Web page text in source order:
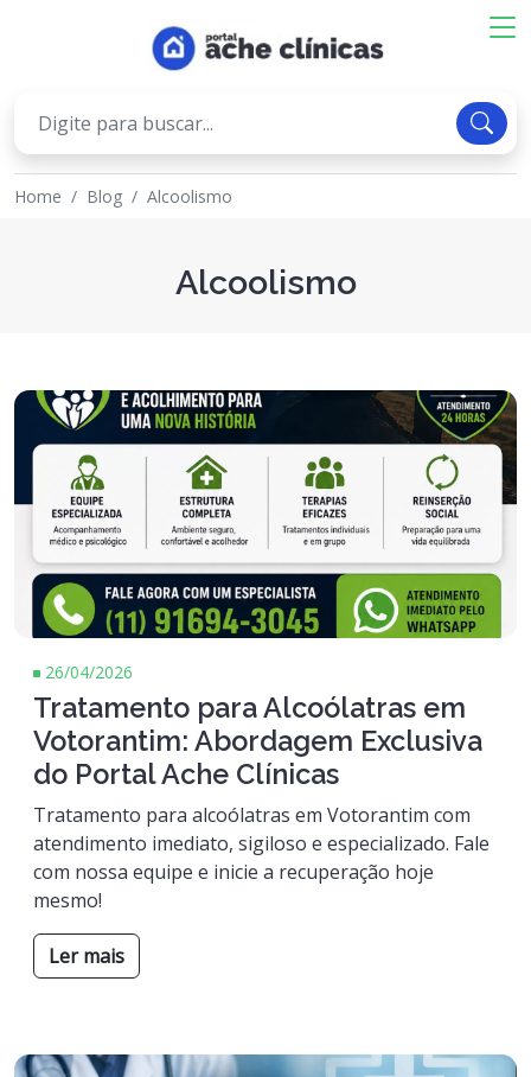
Home Blog Alcoolismo
Alcoolismo
26/04/2026
Tratamento para Alcoólatras em
Votorantim: Abordagem Exclusiva
do Portal Ache Clínicas
Tratamento para alcoólatras em Votorantim com
atendimento imediato, sigiloso e especializado. Fale
com nossa equipe e inicie a recuperação hoje
mesmo!
Ler mais